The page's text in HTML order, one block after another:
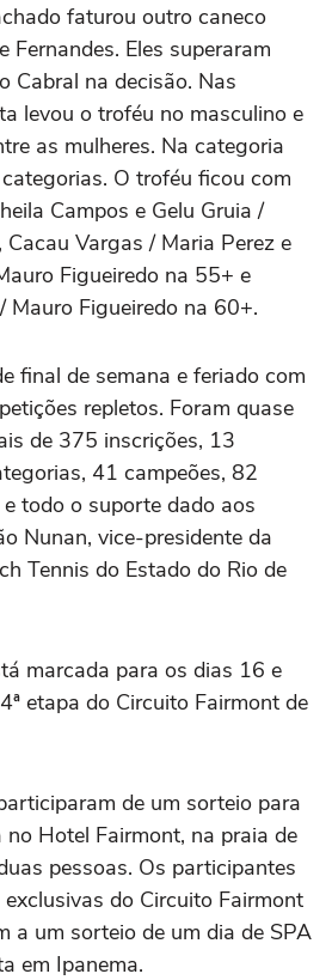
faturou outro caneco
Fernandes. Eles superaram
Cabral na decisão. Nas
levou o troféu no masculino e
as mulheres. Na categoria
O troféu ficou com
Campos e Gelu Gruia /
Vargas / Maria Perez e
Figueiredo na 55+ e
Mauro Figueiredo na 60+.
final de semana e feriado com
repletos. Foram quase
de 375 inscrições, 13
41 campeões, 82
todo o suporte dado aos
Nunan, vice-presidente da
Tennis do Estado do Rio de
marcada para os dias 16 e
etapa do Circuito Fairmont de
de um sorteio para
Hotel Fairmont, na praia de
pessoas. Os participantes
do Circuito Fairmont
a um sorteio de um dia de SPA
em Ipanema.